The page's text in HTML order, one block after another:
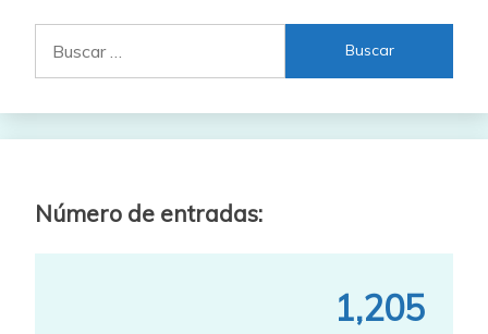
Número de entradas:
1,205